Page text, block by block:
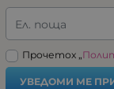
Ел. поща
Прочетох „
УВЕДОМИ МЕ